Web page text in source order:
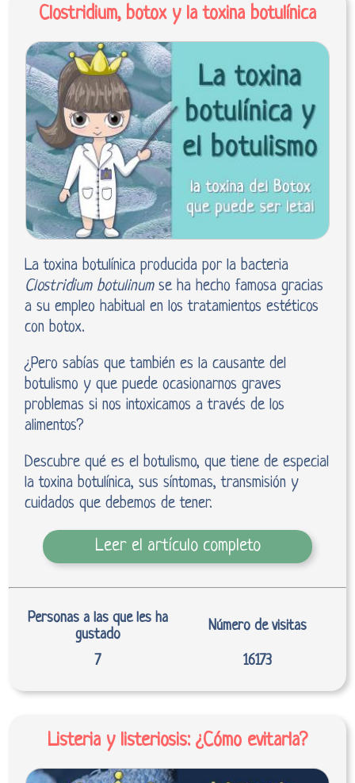
Clostridium, botox y la toxina botulínica
La toxina botulínica producida por la bacteria
Clostridium botulinumse ha hecho famosa gracias
a su empleo habitual en los tratamientos estéticos
con botox.
¿Pero sabías que también es la causante del
botulismo y que puede ocasionarnos graves
problemas si nos intoxicamos a través de los
alimentos?
Descubre qué es el botulismo, que tiene de especial
la toxina botulínica, sus síntomas, transmisión y
cuidados que debemos de tener.
Leer el artículo completo
Personas a las que les ha
gustado
Número de visitas
7 16173
Listeria y listeriosis: ¿Cómo evitarla?